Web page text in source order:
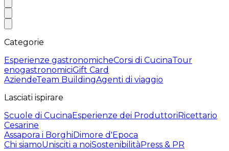
Categorie
Esperienze gastronomicheCorsi di CucinaTour
enogastronomiciGift Card
AziendeTeam BuildingAgenti di viaggio
Lasciati ispirare
Scuole di CucinaEsperienze dei ProduttoriRicettario
Cesarine
Assapora i BorghiDimore d'Epoca
Chi siamoUnisciti a noiSostenibilitàPress & PR